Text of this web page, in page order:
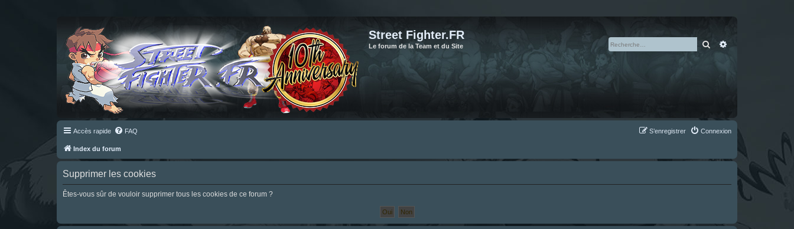
Street Fighter.FR
Le forum de la Team et du Site Rechercher
Accès rapide FAQ Connexion
S’enregistrer
Index du forum
Supprimer les cookies
Êtes-vous sûr de vouloir supprimer tous les cookies de ce forum ?